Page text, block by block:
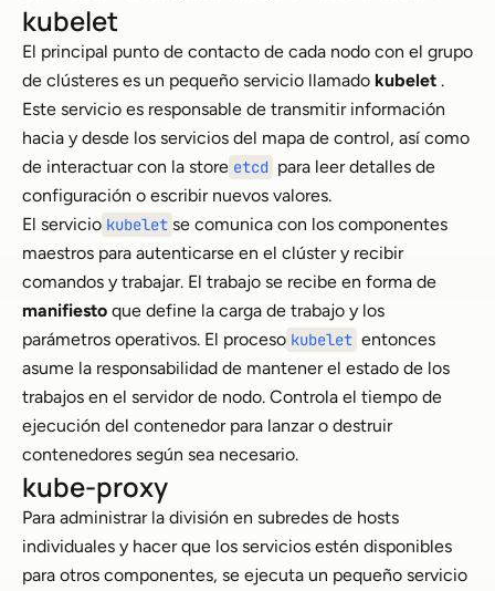
kubelet
El principal punto de contacto de cada nodo con el grupo
de clústeres es un pequeño servicio llamado kubelet .
Este servicio es responsable de transmitir información
hacia y desde los servicios del mapa de control, así como
de interactuar con la store etcd para leer detalles de
configuración o escribir nuevos valores.
El servicio kubelet se comunica con los componentes
maestros para autenticarse en el clúster y recibir
comandos y trabajar. El trabajo se recibe en forma de
manifiesto que define la carga de trabajo y los
parámetros operativos. El proceso kubelet entonces
asume la responsabilidad de mantener el estado de los
trabajos en el servidor de nodo. Controla el tiempo de
ejecución del contenedor para lanzar o destruir
contenedores según sea necesario.
kube-proxy
Para administrar la división en subredes de hosts
individuales y hacer que los servicios estén disponibles
para otros componentes, se ejecuta un pequeño servicio